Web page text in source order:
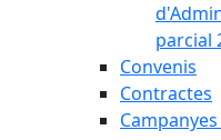
parcial
Convenis
Contractes